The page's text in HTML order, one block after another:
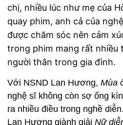
chị, nhiều lúc như mẹ của
quay phim, anh cả của
được chăm sóc nên cảm
trong phim mang rất nhiều
người thân trong gia đình.
Với NSND Lan Hương, Mùa
nghệ sĩ không còn sợ ống
ra nhiều điều trong nghề
Lan Hương giành giải Nữ